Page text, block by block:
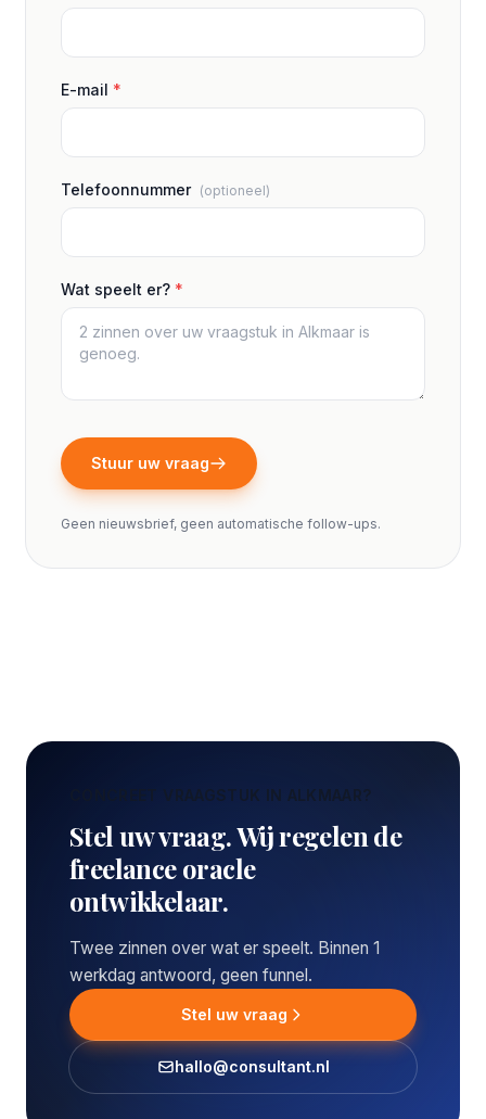
E-mail *
Telefoonnummer (optioneel)
Wat speelt er? *
Stuur uw vraag
Geen nieuwsbrief, geen automatische follow-ups.
CONCREET VRAAGSTUK IN ALKMAAR?
Stel uw vraag. Wij regelen de
freelance oracle
ontwikkelaar.
Twee zinnen over wat er speelt. Binnen 1
werkdag antwoord, geen funnel.
Stel uw vraag
hallo@consultant.nl